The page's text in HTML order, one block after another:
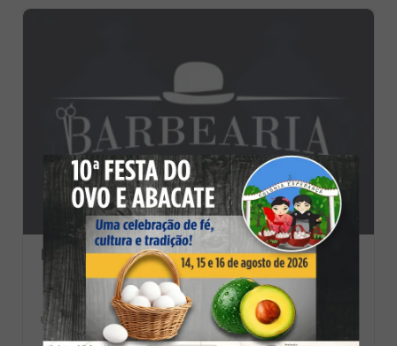
Barbearia Guilherme Kretschmer
Estética
(43) 3312-3195